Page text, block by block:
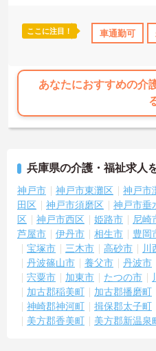
研修制度あり 産休･育休･介
ここに注目！ 車通勤可
あなたにおすすめの介
兵庫県の介護・福祉求人
神戸市 神戸市東灘区 神戸市
田区
神戸市須磨区 神戸市垂
区
神戸市西区 姫路市 尼崎
芦屋市
伊丹市 相生市 豊岡
宝塚市
三木市 高砂市 川
丹波篠山市
養父市 丹波市
宍粟市
加東市 たつの市
加古郡稲美町
加古郡播磨町
神崎郡神河町
揖保郡太子町
美方郡香美町
美方郡新温泉